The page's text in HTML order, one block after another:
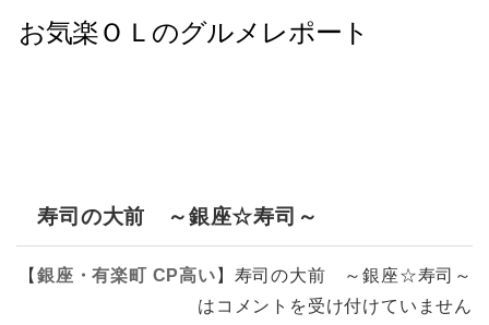
寿司の大前 ～銀座☆寿司～
【 銀座・有楽町 CP高い 】 寿司の大前 ～銀座☆寿司～
は コメントを受け付けていません